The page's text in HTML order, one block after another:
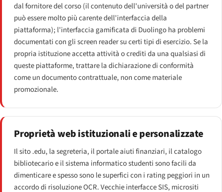
dal fornitore del corso (il contenuto dell'università o del partner
può essere molto più carente dell'interfaccia della
piattaforma); l'interfaccia gamificata di Duolingo ha problemi
documentati con gli screen reader su certi tipi di esercizio. Se la
propria istituzione accetta attività o crediti da una qualsiasi di
queste piattaforme, trattare la dichiarazione di conformità
come un documento contrattuale, non come materiale
promozionale.
Proprietà web istituzionali e personalizzate
Il sito .edu, la segreteria, il portale aiuti finanziari, il catalogo
bibliotecario e il sistema informatico studenti sono facili da
dimenticare e spesso sono le superfici con i rating peggiori in un
accordo di risoluzione OCR. Vecchie interfacce SIS, micrositi